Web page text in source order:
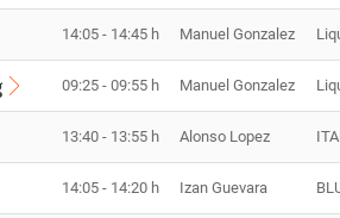
14:05 - 14:45 h Manuel Gonzalez
09:25 - 09:55 h Manuel Gonzalez
13:40 - 13:55 h Alonso Lopez
14:05 - 14:20 h Izan Guevara